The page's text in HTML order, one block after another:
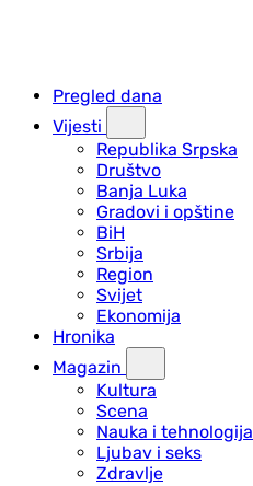
Pregled dana
Vijesti
Republika Srpska
Društvo
Banja Luka
Gradovi i opštine
BiH
Srbija
Region
Svijet
Ekonomija
Hronika
Magazin
Kultura
Scena
Nauka i tehnologija
Ljubav i seks
Zdravlje